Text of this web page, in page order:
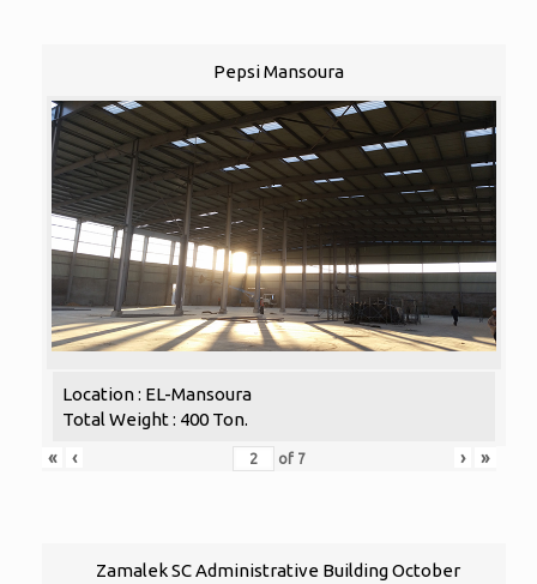
Pepsi Mansoura
Location : EL-Mansoura
Total Weight : 400 Ton.
«
‹ of 7 › »
Zamalek SC Administrative Building October